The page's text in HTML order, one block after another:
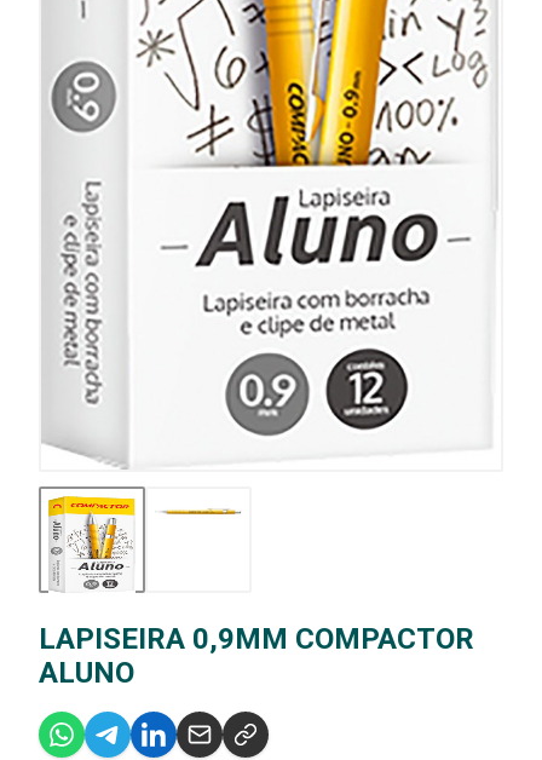
LAPISEIRA 0,9MM COMPACTOR
ALUNO